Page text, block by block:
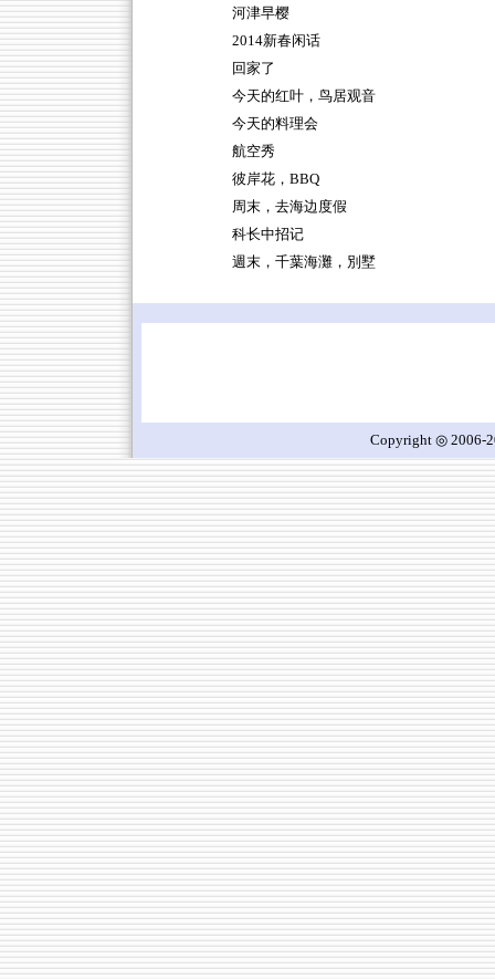
河津早樱
2014新春闲话
回家了
今天的红叶，鸟居观音
今天的料理会
航空秀
彼岸花，BBQ
周末，去海边度假
科长中招记
週末，千葉海灘，別墅
Copyright ◎ 2006-